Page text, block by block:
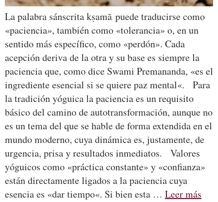
La palabra sánscrita kṣamā puede traducirse como
«paciencia», también como «tolerancia» o, en un
sentido más específico, como «perdón». Cada
acepción deriva de la otra y su base es siempre la
paciencia que, como dice Swami Premananda, «es el
ingrediente esencial si se quiere paz mental«. Para
la tradición yóguica la paciencia es un requisito
básico del camino de autotransformación, aunque no
es un tema del que se hable de forma extendida en el
mundo moderno, cuya dinámica es, justamente, de
urgencia, prisa y resultados inmediatos. Valores
yóguicos como «práctica constante» y «confianza»
están directamente ligados a la paciencia cuya
esencia es «dar tiempo«. Si bien esta … Leer más